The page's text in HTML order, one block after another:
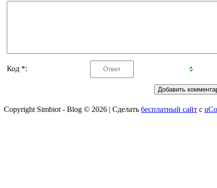
Код *:
Copyright Simbiot - Blog © 2026 | Сделать бесплатный сайт с